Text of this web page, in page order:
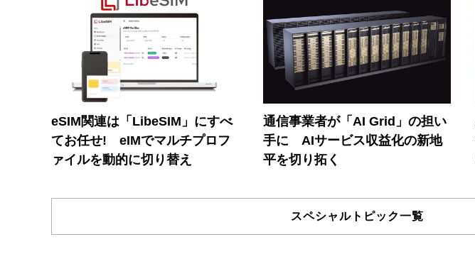
eSIM関連は「LibeSIM」にすべ
てお任せ! eIMでマルチプロフ
ァイルを動的に切り替え
通信事業者が「AI Grid」の担い
手に AIサービス収益化の新地
平を切り拓く
スペシャルトピック一覧